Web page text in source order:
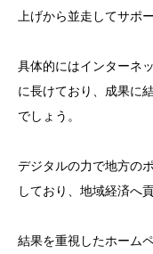
上げから並走してサポ
具体的にはインターネ
に長けており、成果に
でしょう。
デジタルの力で地方の
しており、地域経済へ
結果を重視したホーム